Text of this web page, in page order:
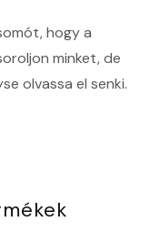
hogy a
minket, de
olvassa el senki.